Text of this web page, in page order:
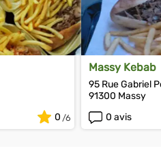
0
Massy Kebab
95 Rue Gabriel
91300 Massy
0 avis